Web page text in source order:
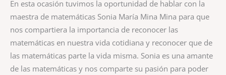
En esta ocasión tuvimos la oportunidad de hablar con la
maestra de matemáticas Sonia María Mina Mina para que
nos compartiera la importancia de reconocer las
matemáticas en nuestra vida cotidiana y reconocer que de
las matemáticas parte la vida misma. Sonia es una amante
de las matemáticas y nos comparte su pasión para poder